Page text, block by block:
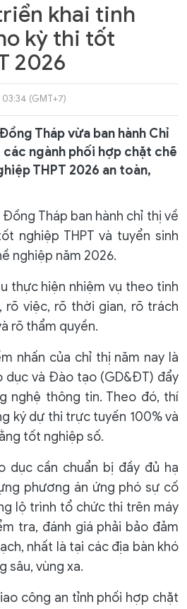
khai tinh
kỳ thi tốt
2026
(GMT+7)
Tháp vừa ban hành Chỉ
ngành phối hợp chặt chẽ
THPT 2026 an toàn,
Đồng Tháp ban hành chỉ thị về
nghiệp THPT và tuyển sinh
nghiệp năm 2026.
thực hiện nhiệm vụ theo tinh
rõ việc, rõ thời gian, rõ trách
rõ thẩm quyền.
nhấn của chỉ thị năm nay là
dục và Đào tạo (GD&ĐT) đẩy
nghệ thông tin. Theo đó, thí
ký dự thi trực tuyến 100% và
tốt nghiệp số.
dục cần chuẩn bị đầy đủ hạ
phương án ứng phó sự cố
lộ trình tổ chức thi trên máy
tra, đánh giá phải bảo đảm
nhất là tại các địa bàn khó
sâu, vùng xa.
công an tỉnh phối hợp chặt